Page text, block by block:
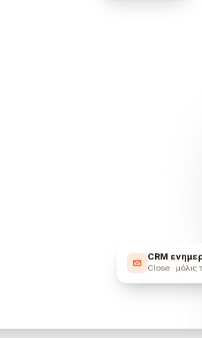
CRM
Close · μόλις